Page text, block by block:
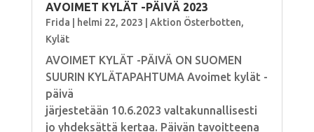
AVOIMET KYLÄT -PÄIVÄ 2023
Frida helmi 22, 2023 Aktion Österbotten,
Kylät
AVOIMET KYLÄT -PÄIVÄ ON SUOMEN
SUURIN KYLÄTAPAHTUMA Avoimet kylät -
päivä
järjestetään 10.6.2023 valtakunnallisesti
jo yhdeksättä kertaa. Päivän tavoitteena